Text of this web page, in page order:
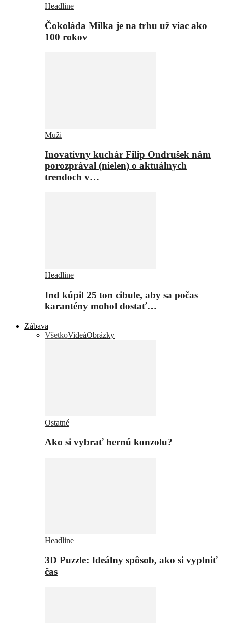
Headline
Čokoláda Milka je na trhu už viac ako
100 rokov
Muži
Inovatívny kuchár Filip Ondrušek nám
porozprával (nielen) o aktuálnych
trendoch v…
Headline
Ind kúpil 25 ton cibule, aby sa počas
karantény mohol dostať…
Zábava
VšetkoVideáObrázky
Ostatné
Ako si vybrať hernú konzolu?
Headline
3D Puzzle: Ideálny spôsob, ako si vyplniť
čas